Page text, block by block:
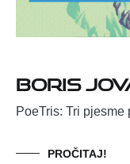
Boris
PoeTris: Tri pjesme
PROČITAJ!